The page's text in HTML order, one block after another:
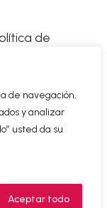
de navegación,
y analizar
usted da su
Aceptar todo
de